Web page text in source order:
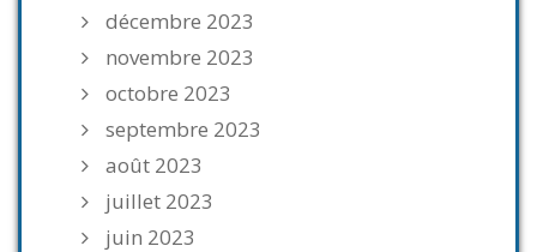
décembre 2023
novembre 2023
octobre 2023
septembre 2023
août 2023
juillet 2023
juin 2023